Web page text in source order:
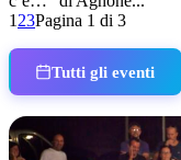
1 23Pagina 1 di 3
Tutti gli eventi